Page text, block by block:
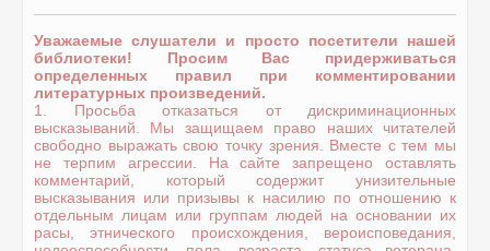
Уважаемые слушатели и просто посетители нашей
библиотеки! Просим Вас придерживаться
определенных правил при комментировании
литературных произведений.
1. Просьба отказаться от дискриминационных
высказываний. Мы защищаем право наших читателей
свободно выражать свою точку зрения. Вместе с тем мы
не терпим агрессии. На сайте запрещено оставлять
комментарий, который содержит унизительные
высказывания или призывы к насилию по отношению к
отдельным лицам или группам людей на основании их
расы, этнического происхождения, вероисповедания,